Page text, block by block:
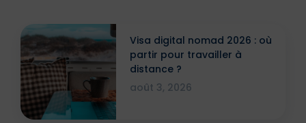
Visa digital nomad 2026 : où
partir pour travailler à
distance ?
août 3, 2026